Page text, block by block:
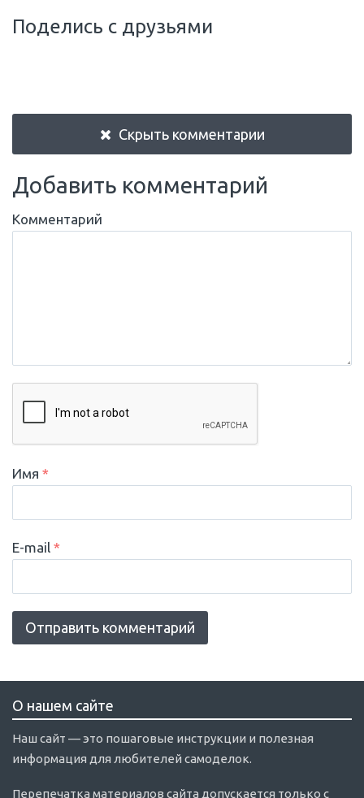
Поделись с друзьями
Скрыть комментарии
Добавить комментарий
Комментарий
Имя *
E-mail *
О нашем сайте
Наш сайт — это пошаговые инструкции и полезная
информация для любителей самоделок.
Перепечатка материалов сайта допускается только с